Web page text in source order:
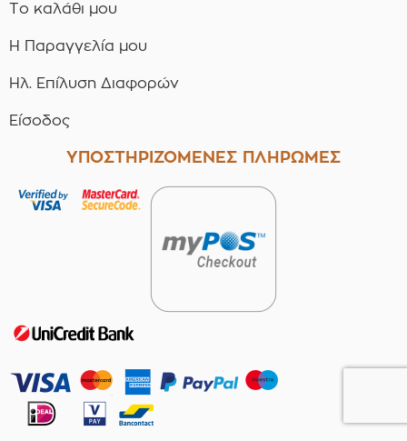
Το καλάθι μου
Η Παραγγελία μου
Ηλ. Επίλυση Διαφορών
Είσοδος
ΥΠΟΣΤΗΡΙΖΟΜΕΝΕΣ ΠΛΗΡΩΜΕΣ